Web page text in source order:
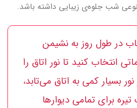
شب جلوه‌ی زیبایی داشته باشد.
در طول روز به نشیمن
انتخاب کنید تا نور اتاق را
بسیار کمی به اتاق می‌تابد،
برای تمامی دیوارها